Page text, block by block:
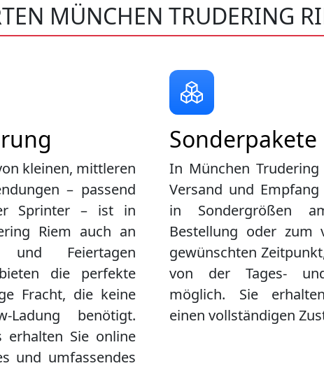
MÜNCHEN TRUDERING
kleinen, mittleren
– passend
Sprinter – ist in
Riem auch an
und Feiertagen
die perfekte
Fracht, die keine
Ladung benötigt.
erhalten Sie online
und umfassendes
Sonderpakete
In München
Versand und
in Sondergrößen
Bestellung oder zum
gewünschten
von der Tages-
möglich. Sie
einen vollständigen